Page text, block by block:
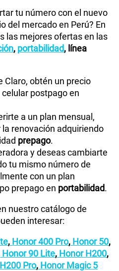
tu número con el nuevo
del mercado en Perú? En
las mejores ofertas en las
, portabilidad, línea
Claro, obtén un precio
postpago en
a un plan mensual,
renovación adquiriendo
prepago.
y deseas cambiarte
tu mismo número de
con un plan
prepago en portabilidad.
nuestro catálogo de
interesar:
, Honor 400 Pro, Honor 50,
Honor 90 Lite, Honor H200,
Pro, Honor Magic 5